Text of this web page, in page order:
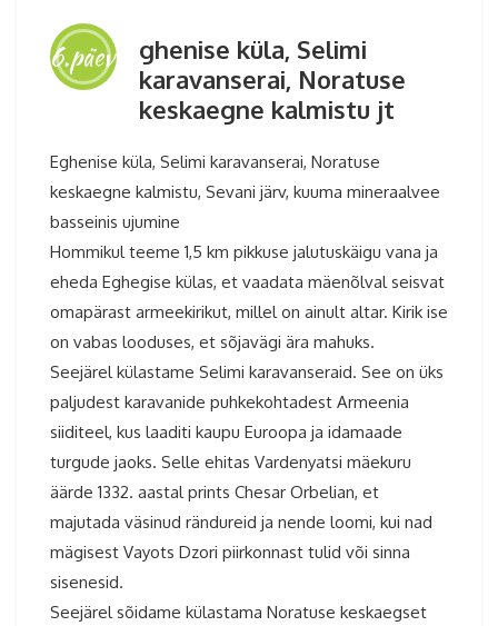
6.päev
ghenise küla, Selimi
karavanserai, Noratuse
keskaegne kalmistu jt
Eghenise küla, Selimi karavanserai, Noratuse
keskaegne kalmistu, Sevani järv, kuuma mineraalvee
basseinis ujumine
Hommikul teeme 1,5 km pikkuse jalutuskäigu vana ja
eheda Eghegise külas, et vaadata mäenõlval seisvat
omapärast armeekirikut, millel on ainult altar. Kirik ise
on vabas looduses, et sõjavägi ära mahuks.
Seejärel külastame Selimi karavanseraid. See on üks
paljudest karavanide puhkekohtadest Armeenia
siiditeel, kus laaditi kaupu Euroopa ja idamaade
turgude jaoks. Selle ehitas Vardenyatsi mäekuru
äärde 1332. aastal prints Chesar Orbelian, et
majutada väsinud rändureid ja nende loomi, kui nad
mägisest Vayots Dzori piirkonnast tulid või sinna
sisenesid.
Seejärel sõidame külastama Noratuse keskaegset